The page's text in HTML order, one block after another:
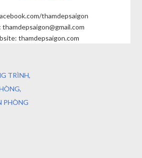
thamdepsaigon
thamdepsaigon@gmail.com
thamdepsaigon.com
TRÌNH
PHÒNG